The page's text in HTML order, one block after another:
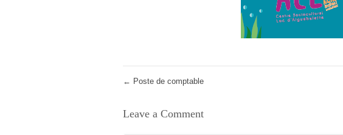
← Poste de comptable
Leave a Comment